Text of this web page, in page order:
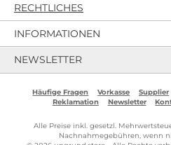
RECHTLICHES
INFORMATIONEN
NEWSLETTER
Häufige Fragen Vorkasse Supplier
Reklamation
Newsletter
Alle Preise inkl. gesetzl.
Nachnahmegebühren, wenn